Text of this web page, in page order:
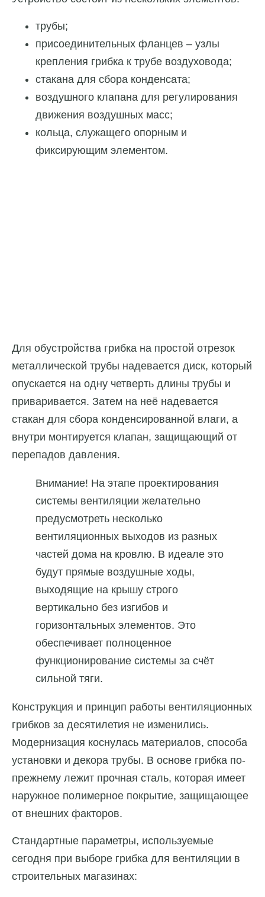
трубы;
присоединительных фланцев – узлы
крепления грибка к трубе воздуховода;
стакана для сбора конденсата;
воздушного клапана для регулирования
движения воздушных масс;
кольца, служащего опорным и
фиксирующим элементом.
Для обустройства грибка на простой отрезок
металлической трубы надевается диск, который
опускается на одну четверть длины трубы и
приваривается. Затем на неё надевается
стакан для сбора конденсированной влаги, а
внутри монтируется клапан, защищающий от
перепадов давления.
Внимание! На этапе проектирования
системы вентиляции желательно
предусмотреть несколько
вентиляционных выходов из разных
частей дома на кровлю. В идеале это
будут прямые воздушные ходы,
выходящие на крышу строго
вертикально без изгибов и
горизонтальных элементов. Это
обеспечивает полноценное
функционирование системы за счёт
сильной тяги.
Конструкция и принцип работы вентиляционных
грибков за десятилетия не изменились.
Модернизация коснулась материалов, способа
установки и декора трубы. В основе грибка по-
прежнему лежит прочная сталь, которая имеет
наружное полимерное покрытие, защищающее
от внешних факторов.
Стандартные параметры, используемые
сегодня при выборе грибка для вентиляции в
строительных магазинах: